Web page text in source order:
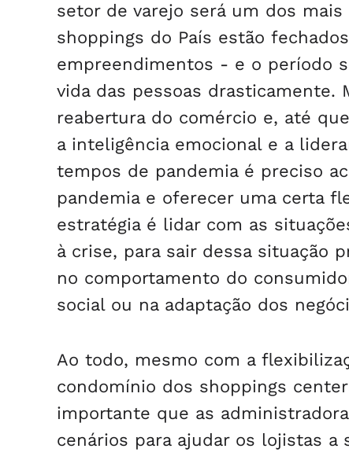
setor de varejo será um dos
shoppings do País estão
empreendimentos - e o período
vida das pessoas drasticamente.
reabertura do comércio e, até
a inteligência emocional e a
tempos de pandemia é preciso
pandemia e oferecer uma certa
estratégia é lidar com as
à crise, para sair dessa situação
no comportamento do
social ou na adaptação dos
Ao todo, mesmo com a
condomínio dos shoppings
importante que as
cenários para ajudar os lojistas